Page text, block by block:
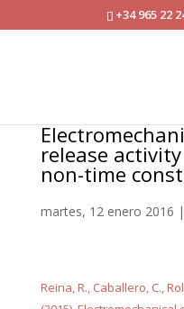
+34 965 22
release
non-time
martes, 12 enero 2016 |
Reina, R., Caballero, C.,